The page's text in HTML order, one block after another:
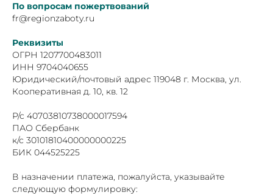
По вопросам пожертвований
fr@regionzaboty.ru
Реквизиты
ОГРН 1207700483011
ИНН 9704040655
Юридический/почтовый адрес 119048 г. Москва, ул.
Кооперативная д. 10, кв. 12
Р/с 40703810738000017594
ПАО Сбербанк
к/с 30101810400000000225
БИК 044525225
В назначении платежа, пожалуйста, указывайте
следующую формулировку: